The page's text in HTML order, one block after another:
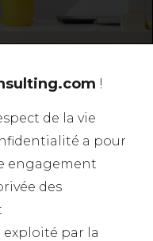
!
de la vie
a pour
engagement
des
exploité par la